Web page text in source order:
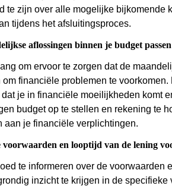
te zijn over alle mogelijke bijkomende
tijdens het afsluitingsproces.
aflossingen binnen je budget
om ervoor te zorgen dat de
financiële problemen te
je in financiële moeilijkheden komt
budget op te stellen en rekening te
aan je financiële verplichtingen.
en looptijd van de lening
te informeren over de voorwaarden
inzicht te krijgen in de